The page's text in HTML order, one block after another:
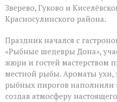
Зверево, Гуково и
Красносулинского района.
Праздник начался с
«Рыбные шедевры Дона»,
жюри и гостей мастерством
местной рыбы. Ароматы ухи,
рыбных пирогов наполнили
создав атмосферу